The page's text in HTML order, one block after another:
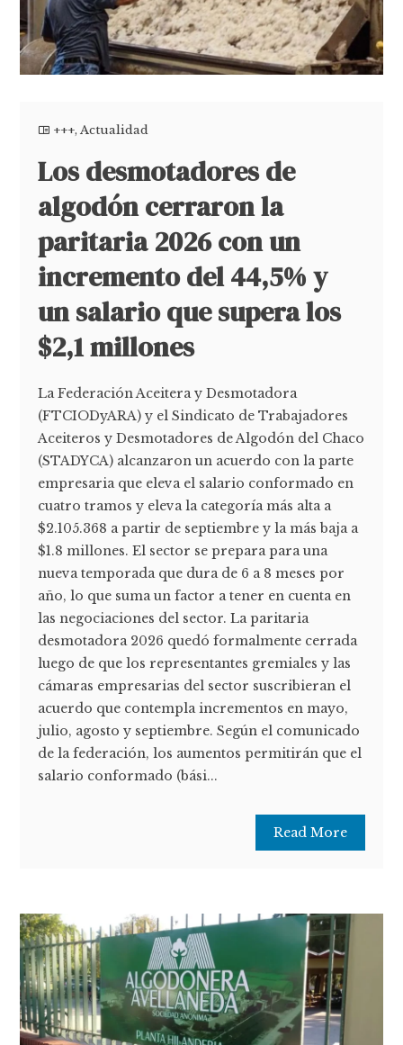
+++,Actualidad
Los desmotadores de
algodón cerraron la
paritaria 2026 con un
incremento del 44,5% y
un salario que supera los
$2,1 millones
La Federación Aceitera y Desmotadora
(FTCIODyARA) y el Sindicato de Trabajadores
Aceiteros y Desmotadores de Algodón del Chaco
(STADYCA) alcanzaron un acuerdo con la parte
empresaria que eleva el salario conformado en
cuatro tramos y eleva la categoría más alta a
$2.105.368 a partir de septiembre y la más baja a
$1.8 millones. El sector se prepara para una
nueva temporada que dura de 6 a 8 meses por
año, lo que suma un factor a tener en cuenta en
las negociaciones del sector. La paritaria
desmotadora 2026 quedó formalmente cerrada
luego de que los representantes gremiales y las
cámaras empresarias del sector suscribieran el
acuerdo que contempla incrementos en mayo,
julio, agosto y septiembre. Según el comunicado
de la federación, los aumentos permitirán que el
salario conformado (bási...
Read More